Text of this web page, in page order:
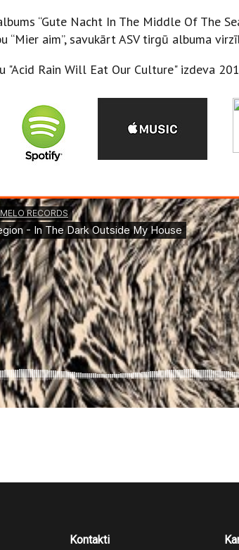
“Gute Nacht In The Middle Of The
“Mier aim”, savukārt ASV tirgū albuma
"Acid Rain Will Eat Our Culture" izdeva
Kontakti